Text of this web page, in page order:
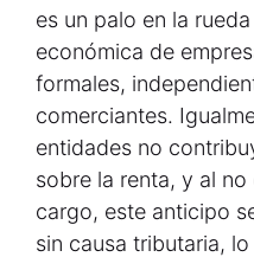
es un palo en la
económica de
formales,
comerciantes.
entidades no
sobre la renta, y al
cargo, este anticipo
sin causa tributaria,